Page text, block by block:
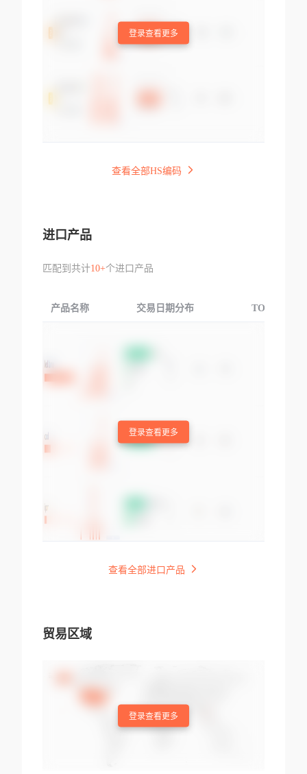
登录查看更多
查看全部HS编码
进口产品
匹配到共计10+个进口产品
产品名称 交易日期分布 TOP3交易国
登录查看更多
查看全部进口产品
贸易区域
登录查看更多